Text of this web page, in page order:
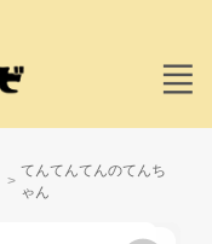
てんてんてんのてんち
ゃん